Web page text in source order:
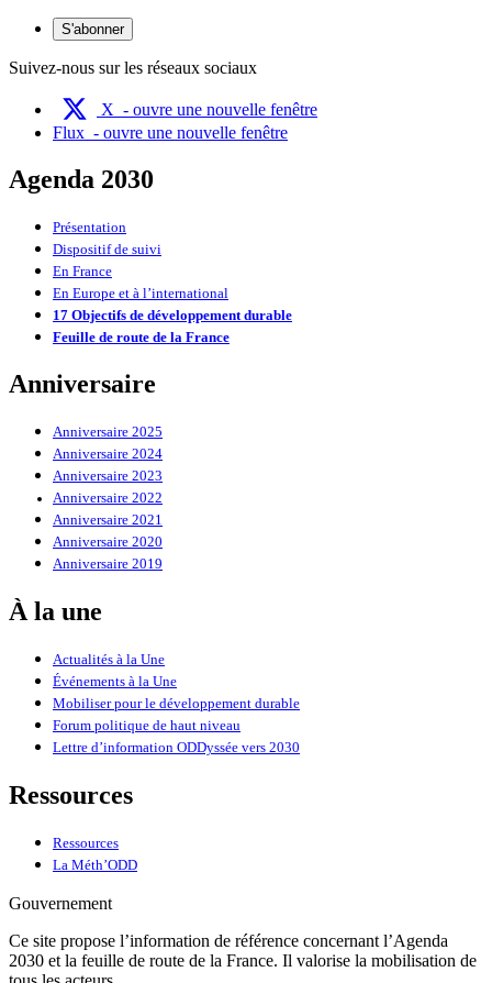
S'abonner
Suivez-nous sur les réseaux sociaux
X - ouvre une nouvelle fenêtre
Flux - ouvre une nouvelle fenêtre
Agenda 2030
Présentation
Dispositif de suivi
En France
En Europe et à l’international
17 Objectifs de développement durable
Feuille de route de la France
Anniversaire
Anniversaire 2025
Anniversaire 2024
Anniversaire 2023
Anniversaire 2022
Anniversaire 2021
Anniversaire 2020
Anniversaire 2019
À la une
Actualités à la Une
Événements à la Une
Mobiliser pour le développement durable
Forum politique de haut niveau
Lettre d’information ODDyssée vers 2030
Ressources
Ressources
La Méth’ODD
Gouvernement
Ce site propose l’information de référence concernant l’Agenda
2030 et la feuille de route de la France. Il valorise la mobilisation de